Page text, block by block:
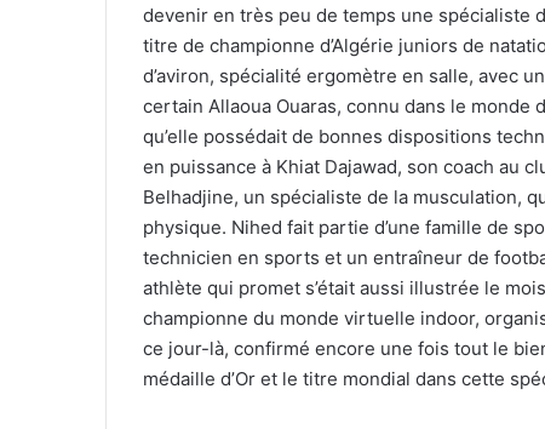
devenir en très peu de temps une spécialiste
titre de championne d’Algérie juniors de
d’aviron, spécialité ergomètre en salle, avec
certain Allaoua Ouaras, connu dans le monde
qu’elle possédait de bonnes dispositions
en puissance à Khiat Dajawad, son coach au
Belhadjine, un spécialiste de la musculation,
physique. Nihed fait partie d’une famille de
technicien en sports et un entraîneur de
athlète qui promet s’était aussi illustrée le
championne du monde virtuelle indoor,
ce jour-là, confirmé encore une fois tout le
médaille d’Or et le titre mondial dans cette